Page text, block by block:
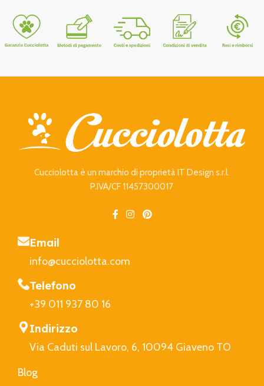
Cucciolotta è un marchio di proprietà IT Design s.r.l.
P.IVA/CF 11457300017
Email
info@cucciolotta.com
Telefono
+39 011 937 80 16
Indirizzo
Via Caduti sul Lavoro, 6, 10094 Giaveno TO
Blog